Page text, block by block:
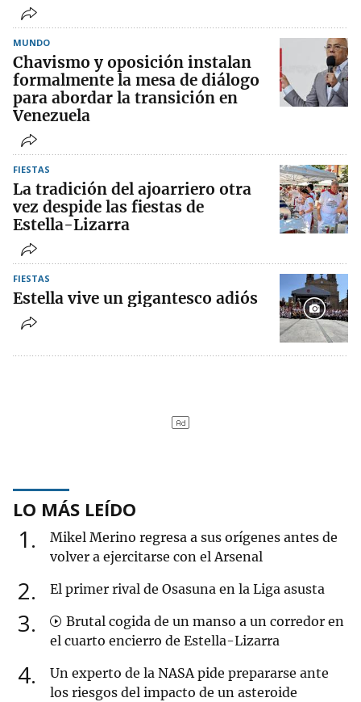
MUNDO
Chavismo y oposición instalan
formalmente la mesa de diálogo
para abordar la transición en
Venezuela
FIESTAS
La tradición del ajoarriero otra
vez despide las fiestas de
Estella-Lizarra
FIESTAS
Estella vive un gigantesco adiós
LO MÁS LEÍDO
1
Mikel Merino regresa a sus orígenes antes de
volver a ejercitarse con el Arsenal
2 El primer rival de Osasuna en la Liga asusta
3
Brutal cogida de un manso a un corredor en
el cuarto encierro de Estella-Lizarra
4
Un experto de la NASA pide prepararse ante
los riesgos del impacto de un asteroide